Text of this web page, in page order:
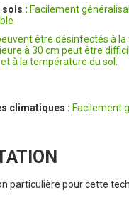
sols :Facilement
être désinfectés à
à 30 cm peut être
à la température du sol.
climatiques :Facilement
particulière pour cette